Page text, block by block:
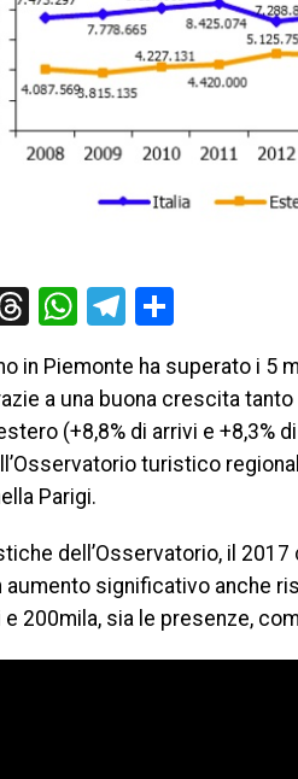
Threads
WhatsApp
Telegram
in Piemonte ha superato i 5
a una buona crescita
(+8,8% di arrivi e +8,3%
turistico
Parigi.
dell’Osservatorio, il
aumento significativo anche
e 200mila, sia le presenze,